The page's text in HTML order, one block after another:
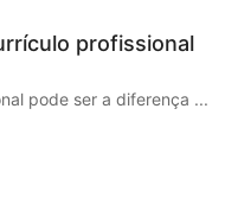
profissional
pode ser a diferença ...